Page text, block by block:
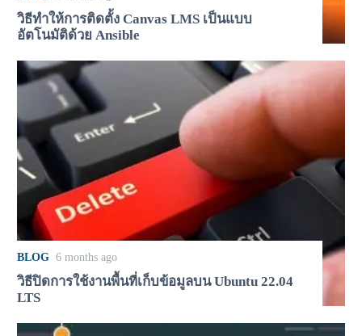
วิธีทำให้การติดตั้ง Canvas LMS เป็นแบบ
อัตโนมัติด้วย Ansible
BLOG 6 months ago
วิธีปิดการใช้งานพื้นที่เก็บข้อมูลบน Ubuntu 22.04
LTS